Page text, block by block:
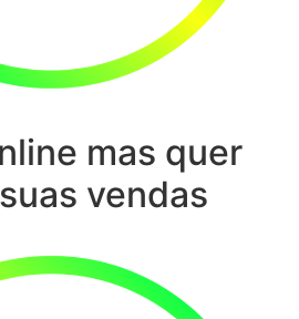
mas quer
vendas